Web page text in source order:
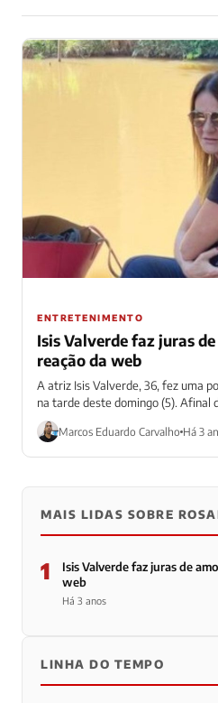
ENTRETENIMENTO
Isis Valverde faz juras
reação da web
A atriz Isis Valverde, 36, fez uma
na tarde deste domingo (5). Afinal
homenagem...
Marcos Eduardo Carvalho Há 3
MAIS LIDAS SOBRE
1
Isis Valverde faz juras de
web
Há 3 anos
LINHA DO TEMPO